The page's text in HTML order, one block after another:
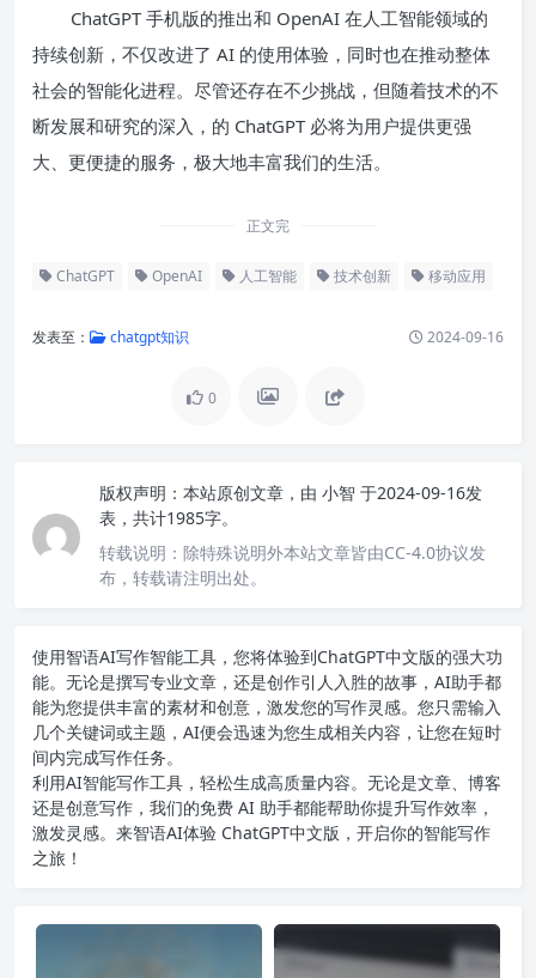
ChatGPT 手机版的推出和 OpenAI 在人工智能领域的
持续创新，不仅改进了 AI 的使用体验，同时也在推动整体
社会的智能化进程。尽管还存在不少挑战，但随着技术的不
断发展和研究的深入，的 ChatGPT 必将为用户提供更强
大、更便捷的服务，极大地丰富我们的生活。
正文完
ChatGPT OpenAI 人工智能 技术创新 移动应用
发表至： chatgpt知识 2024-09-16
0
版权声明： 本站原创文章，由 小智 于2024-09-16发
表，共计1985字。
转载说明： 除特殊说明外本站文章皆由CC-4.0协议发
布，转载请注明出处。
使用智语AI写作智能工具，您将体验到ChatGPT中文版的强大功
能。无论是撰写专业文章，还是创作引人入胜的故事，AI助手都
能为您提供丰富的素材和创意，激发您的写作灵感。您只需输入
几个关键词或主题，AI便会迅速为您生成相关内容，让您在短时
间内完成写作任务。
利用AI智能写作工具，轻松生成高质量内容。无论是文章、博客
还是创意写作，我们的免费 AI 助手都能帮助你提升写作效率，
激发灵感。来智语AI体验 ChatGPT中文版 ，开启你的智能写作
之旅！